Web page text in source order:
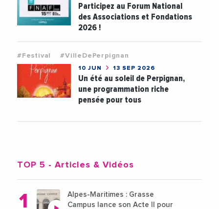
Participez au Forum National
des Associations et Fondations
2026 !
#Festival #VilleDePerpignan
10 JUN 13 SEP 2026
Un été au soleil de Perpignan,
une programmation riche
pensée pour tous
TOP 5 - Articles & Vidéos
Alpes-Maritimes : Grasse
Campus lance son Acte II pour